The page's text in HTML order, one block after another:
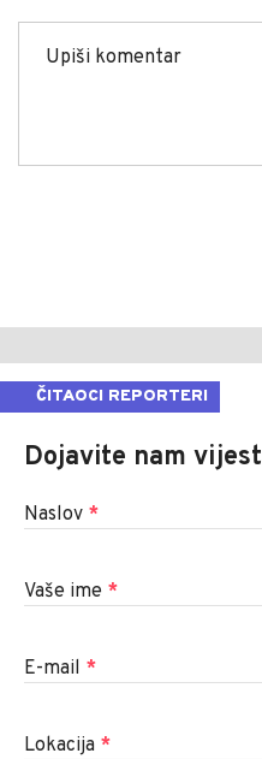
ČITAOCI REPORTERI
Dojavite nam vijest
Naslov *
Vaše ime *
E-mail *
Lokacija *